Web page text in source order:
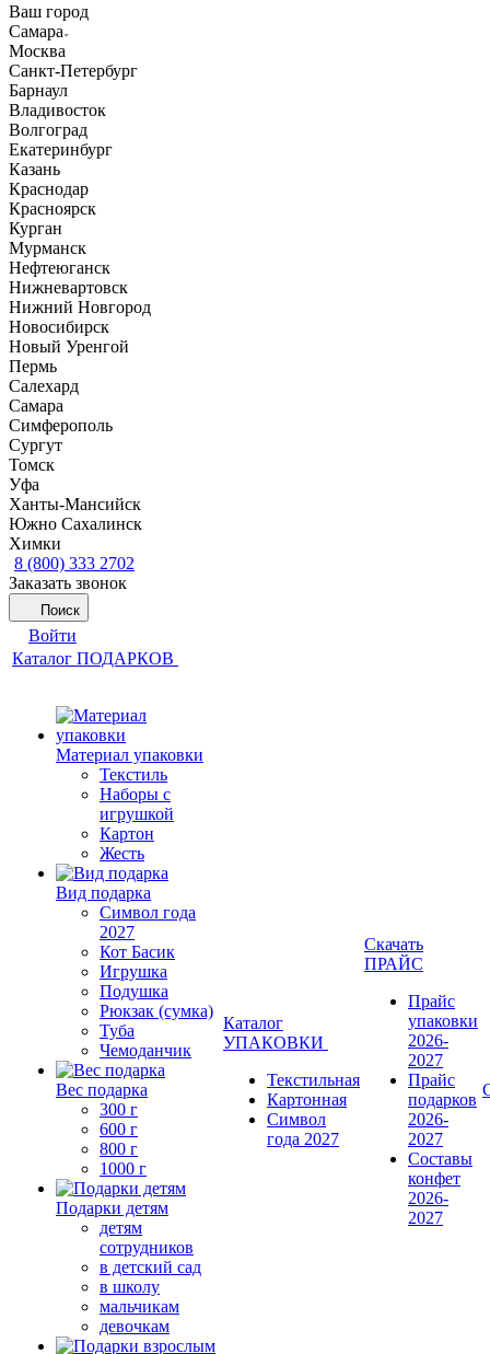
Ваш город
Самара
Москва
Санкт-Петербург
Барнаул
Владивосток
Волгоград
Екатеринбург
Казань
Краснодар
Красноярск
Курган
Мурманск
Нефтеюганск
Нижневартовск
Нижний Новгород
Новосибирск
Новый Уренгой
Пермь
Салехард
Самара
Симферополь
Сургут
Томск
Уфа
Ханты-Мансийск
Южно Сахалинск
Химки
8 (800) 333 2702
Заказать звонок
Поиск
Войти
Каталог ПОДАРКОВ
Материал упаковки
Текстиль
Наборы с
игрушкой
Картон
Жесть
Вид подарка
Символ года
2027
Кот Басик
Игрушка
Подушка
Рюкзак (сумка)
Туба
Чемоданчик
Вес подарка
300 г
600 г
800 г
1000 г
Подарки детям
детям
сотрудников
в детский сад
в школу
мальчикам
девочкам
Каталог
УПАКОВКИ
Текстильная
Картонная
Символ
года 2027
Скачать
ПРАЙС
Прайс
упаковки
2026-
2027
Прайс
подарков
2026-
2027
Составы
конфет
2026-
2027